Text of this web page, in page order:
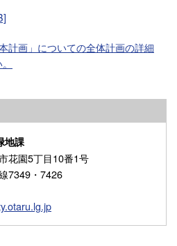
計画」についての全体計画の詳細
地課
花園5丁目10番1号
7349・7426